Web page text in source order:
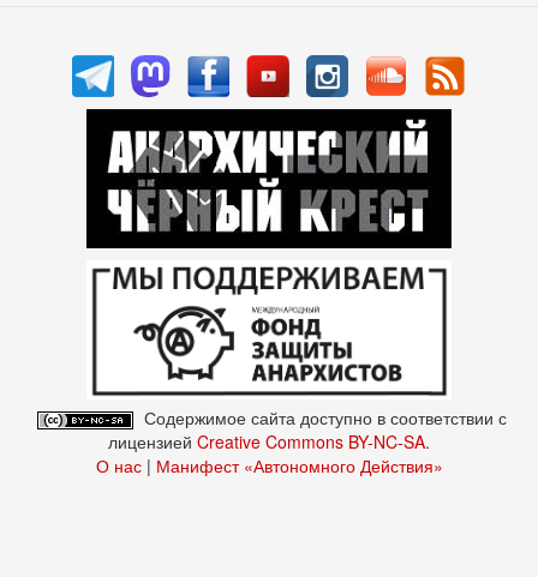
Содержимое сайта доступно в соответствии с
лицензией Creative Commons BY-NC-SA.
О нас| Манифест «Автономного Действия»